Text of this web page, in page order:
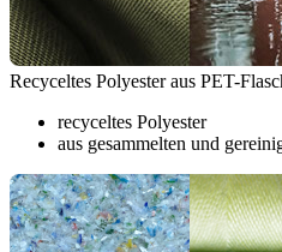
Recyceltes Polyester aus PET-
recyceltes Polyester
aus gesammelten und